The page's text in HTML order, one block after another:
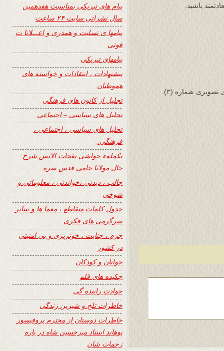
باشید.
شماره (۳).
پیام های تبریکی بمناسبت هفدهمین
سال نشراتی سایت ۲۴ ساعت
پیامها ی تسلیت و همدری و اعـــلانا ت
فوتی
پیامهای تبریکی
پیشنهادات ، انتقادات و خواسته های
هموطنان
تجلیل از کانون های فرهنگی
تحلیل های سیاسی – اجتماعی
تحلیل های سیاسی ، اجتماعی ،
فرهنگی.
تکملهء حواشی نفحات الانس شرح
حال مولانا جامی قدس سره
جالب ، دیدنی ،خواندنی ، معلوماتی و
شوخی
جدول کلمات متقاطع ، معما ها و سایر
سرگرمی های فکری
جرم ، جنایت ، خونریزی و بی امنیتی
در کشور
جوانان و کودکان
چکیده های قلم
حوادث راننده گی
خاطرات تلخ و شیرین زندگی
خاطرات دوستان از محترم پروفیسور
پوهاند استاد میرحسین شاه در باره
زحمات شان